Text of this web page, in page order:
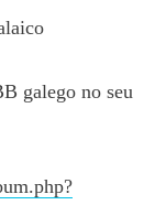
galego no seu